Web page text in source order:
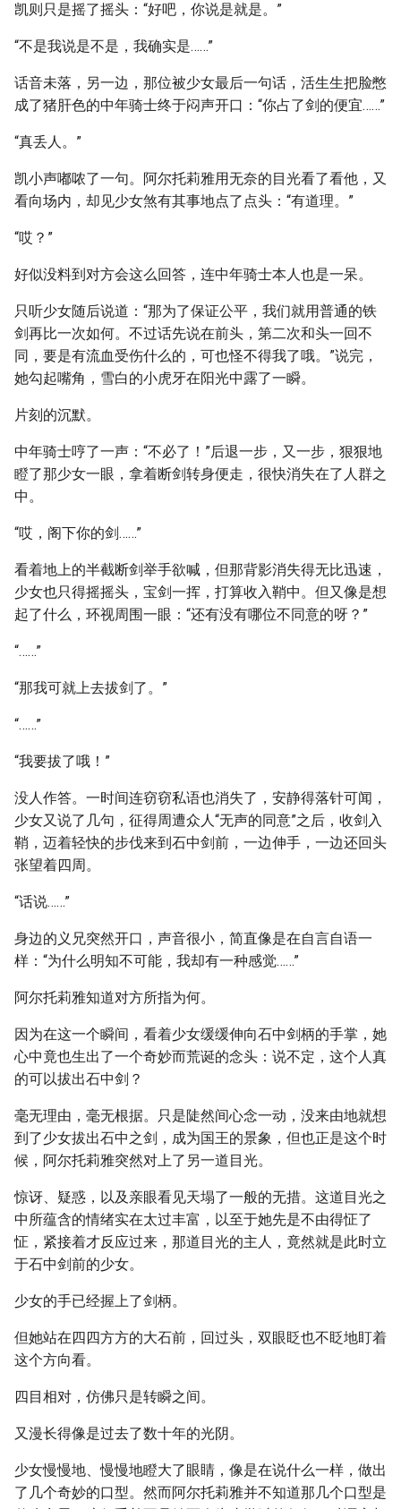
凯则只是摇了摇头：“好吧，你说是就是。”
“不是我说是不是，我确实是……”
话音未落，另一边，那位被少女最后一句话，活生生把脸憋
成了猪肝色的中年骑士终于闷声开口：“你占了剑的便宜……”
“真丢人。”
凯小声嘟哝了一句。阿尔托莉雅用无奈的目光看了看他，又
看向场内，却见少女煞有其事地点了点头：“有道理。”
“哎？”
好似没料到对方会这么回答，连中年骑士本人也是一呆。
只听少女随后说道：“那为了保证公平，我们就用普通的铁
剑再比一次如何。不过话先说在前头，第二次和头一回不
同，要是有流血受伤什么的，可也怪不得我了哦。”说完，
她勾起嘴角，雪白的小虎牙在阳光中露了一瞬。
片刻的沉默。
中年骑士哼了一声：“不必了！”后退一步，又一步，狠狠地
瞪了那少女一眼，拿着断剑转身便走，很快消失在了人群之
中。
“哎，阁下你的剑……”
看着地上的半截断剑举手欲喊，但那背影消失得无比迅速，
少女也只得摇摇头，宝剑一挥，打算收入鞘中。但又像是想
起了什么，环视周围一眼：“还有没有哪位不同意的呀？”
“……”
“那我可就上去拔剑了。”
“……”
“我要拔了哦！”
没人作答。一时间连窃窃私语也消失了，安静得落针可闻，
少女又说了几句，征得周遭众人“无声的同意”之后，收剑入
鞘，迈着轻快的步伐来到石中剑前，一边伸手，一边还回头
张望着四周。
“话说……”
身边的义兄突然开口，声音很小，简直像是在自言自语一
样：“为什么明知不可能，我却有一种感觉……”
阿尔托莉雅知道对方所指为何。
因为在这一个瞬间，看着少女缓缓伸向石中剑柄的手掌，她
心中竟也生出了一个奇妙而荒诞的念头：说不定，这个人真
的可以拔出石中剑？
毫无理由，毫无根据。只是陡然间心念一动，没来由地就想
到了少女拔出石中之剑，成为国王的景象，但也正是这个时
候，阿尔托莉雅突然对上了另一道目光。
惊讶、疑惑，以及亲眼看见天塌了一般的无措。这道目光之
中所蕴含的情绪实在太过丰富，以至于她先是不由得怔了
怔，紧接着才反应过来，那道目光的主人，竟然就是此时立
于石中剑前的少女。
少女的手已经握上了剑柄。
但她站在四四方方的大石前，回过头，双眼眨也不眨地盯着
这个方向看。
四目相对，仿佛只是转瞬之间。
又漫长得像是过去了数十年的光阴。
少女慢慢地、慢慢地瞪大了眼睛，像是在说什么一样，做出
了几个奇妙的口型。然而阿尔托莉雅并不知道那几个口型是